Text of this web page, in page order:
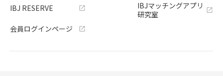
IBJ RESERVE
会員ログインページ
IBJマッチングアプリ
研究室